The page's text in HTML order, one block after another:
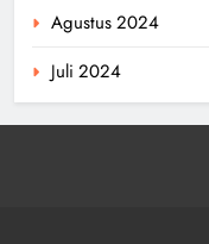
Agustus 2024
Juli 2024